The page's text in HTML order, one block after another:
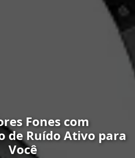
Fones com
de Ruído Ativo para
Você